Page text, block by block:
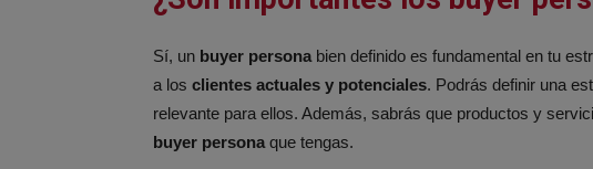
Sí, un buyer persona bien definido es fundamental en tu
a los clientes actuales y potenciales. Podrás definir una
relevante para ellos. Además, sabrás que productos y
buyer persona que tengas.